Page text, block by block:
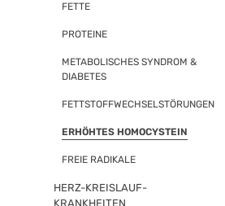
FETTE
PROTEINE
METABOLISCHES SYNDROM &
DIABETES
FETTSTOFFWECHSELSTÖRUNGEN
ERHÖHTES HOMOCYSTEIN
FREIE RADIKALE
HERZ-KREISLAUF-
KRANKHEITEN